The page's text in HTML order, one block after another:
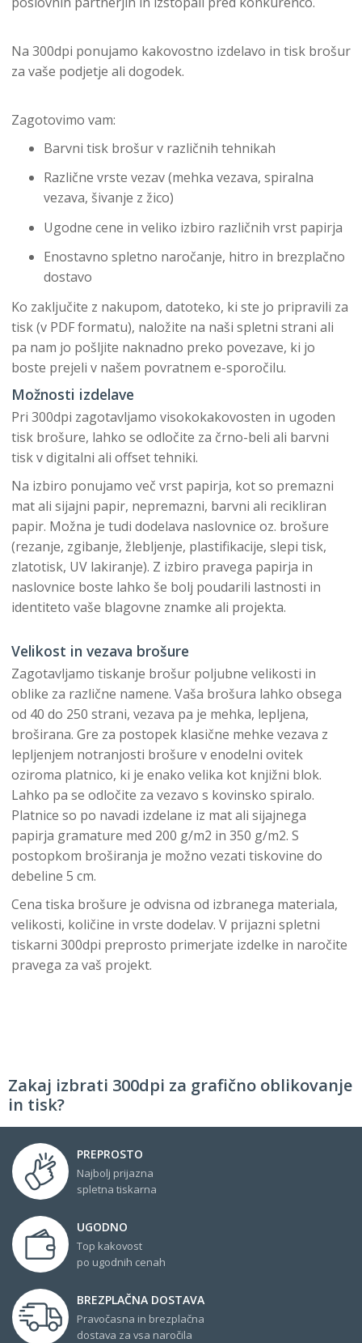
Na 300dpi ponujamo kakovostno izdelavo in tisk brošur
za vaše podjetje ali dogodek.
Zagotovimo vam:
Barvni tisk brošur v različnih tehnikah
Različne vrste vezav (mehka vezava, spiralna
vezava, šivanje z žico)
Ugodne cene in veliko izbiro različnih vrst papirja
Enostavno spletno naročanje, hitro in brezplačno
dostavo
Ko zaključite z nakupom, datoteko, ki ste jo pripravili za
tisk (v PDF formatu), naložite na naši spletni strani ali
pa nam jo pošljite naknadno preko povezave, ki jo
boste prejeli v našem povratnem e-sporočilu.
Možnosti izdelave
Pri 300dpi zagotavljamo visokokakovosten in ugoden
tisk brošure, lahko se odločite za črno-beli ali barvni
tisk v digitalni ali offset tehniki.
Na izbiro ponujamo več vrst papirja, kot so premazni
mat ali sijajni papir, nepremazni, barvni ali recikliran
papir. Možna je tudi dodelava naslovnice oz. brošure
(rezanje, zgibanje, žlebljenje, plastifikacije, slepi tisk,
zlatotisk, UV lakiranje). Z izbiro pravega papirja in
naslovnice boste lahko še bolj poudarili lastnosti in
identiteto vaše blagovne znamke ali projekta.
Velikost in vezava brošure
Zagotavljamo tiskanje brošur poljubne velikosti in
oblike za različne namene. Vaša brošura lahko obsega
od 40 do 250 strani, vezava pa je mehka, lepljena,
broširana. Gre za postopek klasične mehke vezava z
lepljenjem notranjosti brošure v enodelni ovitek
oziroma platnico, ki je enako velika kot knjižni blok.
Lahko pa se odločite za vezavo s kovinsko spiralo.
Platnice so po navadi izdelane iz mat ali sijajnega
papirja gramature med 200 g/m2 in 350 g/m2. S
postopkom broširanja je možno vezati tiskovine do
debeline 5 cm.
Cena tiska brošure je odvisna od izbranega materiala,
velikosti, količine in vrste dodelav. V prijazni spletni
tiskarni 300dpi preprosto primerjate izdelke in naročite
pravega za vaš projekt.
Zakaj izbrati 300dpi za grafično oblikovanje
in tisk?
PREPROSTO
Najbolj prijazna
spletna tiskarna
UGODNO
Top kakovost
po ugodnih cenah
BREZPLAČNA DOSTAVA
Pravočasna in brezplačna
dostava za vsa naročila